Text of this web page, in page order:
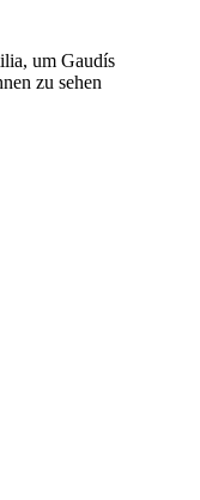
um Gaudís
zu sehen